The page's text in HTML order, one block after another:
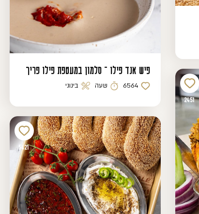
פיש אנד פילו – סלמון במעטפת פילו פריך
כמות לייקים
6564 זמן הכנה
שעה רמת קושי
בינוני
2451
5421